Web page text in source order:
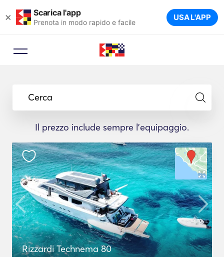
× Scarica l'app
Prenota in modo rapido e facile USA L'APP
Cerca
Il prezzo include sempre l'equipaggio.
Rizzardi Technema 80